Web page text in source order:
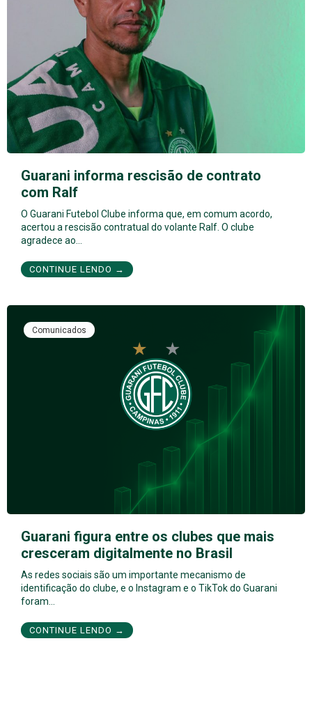
Guarani informa rescisão de contrato
com Ralf
O Guarani Futebol Clube informa que, em comum acordo,
acertou a rescisão contratual do volante Ralf. O clube
agradece ao…
CONTINUE LENDO →
Comunicados
Guarani figura entre os clubes que mais
cresceram digitalmente no Brasil
As redes sociais são um importante mecanismo de
identificação do clube, e o Instagram e o TikTok do Guarani
foram…
CONTINUE LENDO →